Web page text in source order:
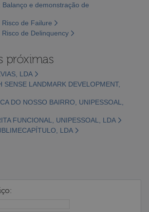
Balanço e demonstração de
de Failure
de Delinquency
próximas
LDA
SENSE LANDMARK DEVELOPMENT,
DO NOSSO BAIRRO, UNIPESSOAL,
FUNCIONAL, UNIPESSOAL, LDA
LDA